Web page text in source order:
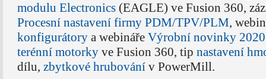
modulu Electronics(EAGLE) ve Fusion 360,
Procesní nastavení firmy PDM/TPV/PLM,
konfigurátorya webináře Výrobní novinky 2020
terénní motorkyve Fusion 360, tip nastavení
dílu, zbytkové hrubovánív PowerMill.